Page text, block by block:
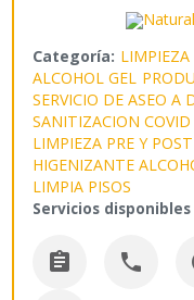
Categoría: LIMPIEZA
ALCOHOL GEL
SERVICIO DE ASEO A
SANITIZACION COVID
LIMPIEZA PRE Y
HIGENIZANTE
LIMPIA PISOS
Servicios
 